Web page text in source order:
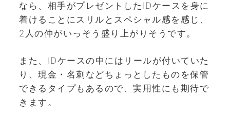
なら、相手がプレゼントしたIDケースを身に
着けることにスリルとスペシャル感を感じ、
2人の仲がいっそう盛り上がりそうです。
また、IDケースの中にはリールが付いていた
り、現金・名刺などちょっとしたものを保管
できるタイプもあるので、実用性にも期待で
きます。